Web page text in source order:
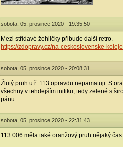
sobota, 05. prosince 2020 - 19:35:50
Mezi střídavé žehličky přibude další retro.
https://zdopravy.cz/na-ceskoslovenske-
sobota, 05. prosince 2020 - 20:08:31
Žlutý pruh u ř. 113 opravdu nepamatuji. S
všechny v tehdejším inifiku, tedy zelené s
pánu...
sobota, 05. prosince 2020 - 22:31:43
113.006 měla také oranžový pruh nějaký čas.